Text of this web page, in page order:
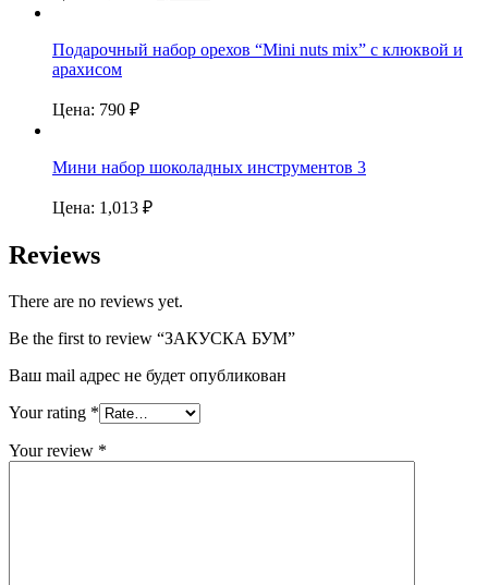
Подарочный набор орехов “Mini nuts mix” с клюквой и
арахисом
Цена: 790 ₽
Мини набор шоколадных инструментов 3
Цена: 1,013 ₽
Reviews
There are no reviews yet.
Be the first to review “ЗАКУСКА БУМ”
Ваш mail адрес не будет опубликован
Your rating *
Your review *